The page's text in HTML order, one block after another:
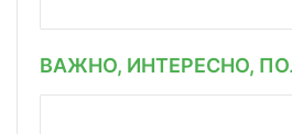
ВАЖНО, ИНТЕРЕСНО,